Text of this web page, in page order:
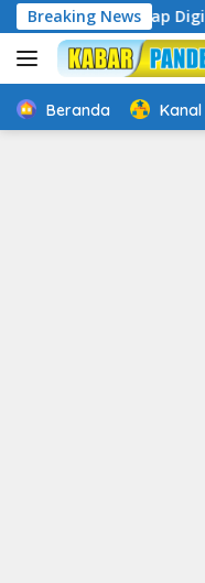
Langsung
ke
konten
Breaking News
Cakap Digital,
Beranda